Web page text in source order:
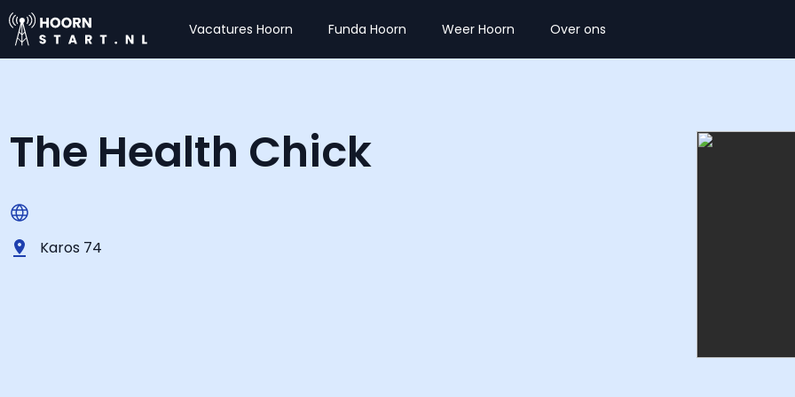
Vacatures Hoorn Funda Hoorn Weer Hoorn Over ons
The Health Chick
Karos 74